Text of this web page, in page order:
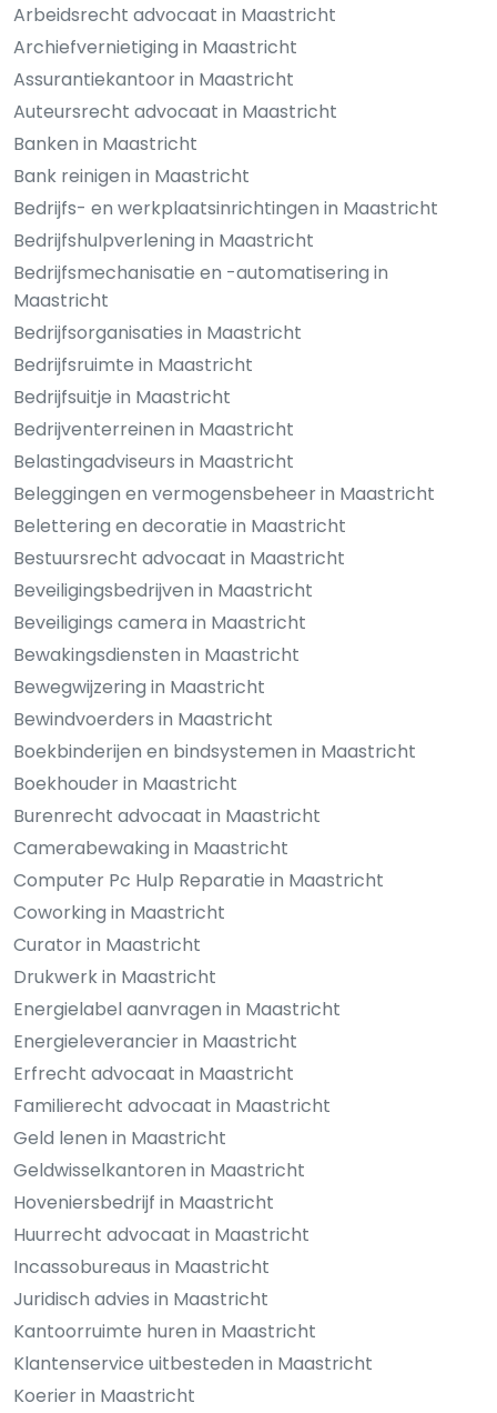
Arbeidsrecht advocaat in Maastricht
Archiefvernietiging in Maastricht
Assurantiekantoor in Maastricht
Auteursrecht advocaat in Maastricht
Banken in Maastricht
Bank reinigen in Maastricht
Bedrijfs- en werkplaatsinrichtingen in Maastricht
Bedrijfshulpverlening in Maastricht
Bedrijfsmechanisatie en -automatisering in
Maastricht
Bedrijfsorganisaties in Maastricht
Bedrijfsruimte in Maastricht
Bedrijfsuitje in Maastricht
Bedrijventerreinen in Maastricht
Belastingadviseurs in Maastricht
Beleggingen en vermogensbeheer in Maastricht
Belettering en decoratie in Maastricht
Bestuursrecht advocaat in Maastricht
Beveiligingsbedrijven in Maastricht
Beveiligings camera in Maastricht
Bewakingsdiensten in Maastricht
Bewegwijzering in Maastricht
Bewindvoerders in Maastricht
Boekbinderijen en bindsystemen in Maastricht
Boekhouder in Maastricht
Burenrecht advocaat in Maastricht
Camerabewaking in Maastricht
Computer Pc Hulp Reparatie in Maastricht
Coworking in Maastricht
Curator in Maastricht
Drukwerk in Maastricht
Energielabel aanvragen in Maastricht
Energieleverancier in Maastricht
Erfrecht advocaat in Maastricht
Familierecht advocaat in Maastricht
Geld lenen in Maastricht
Geldwisselkantoren in Maastricht
Hoveniersbedrijf in Maastricht
Huurrecht advocaat in Maastricht
Incassobureaus in Maastricht
Juridisch advies in Maastricht
Kantoorruimte huren in Maastricht
Klantenservice uitbesteden in Maastricht
Koerier in Maastricht